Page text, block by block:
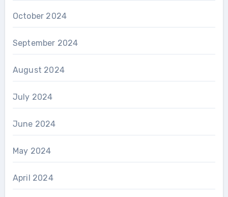
October 2024
September 2024
August 2024
July 2024
June 2024
May 2024
April 2024